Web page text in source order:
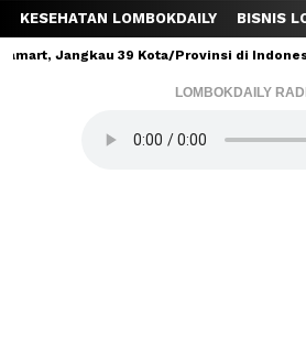
KESEHATAN LOMBOKDAILY BISNIS
Jangkau 39 Kota/Provinsi di Indonesia
LOMBOKDAILY